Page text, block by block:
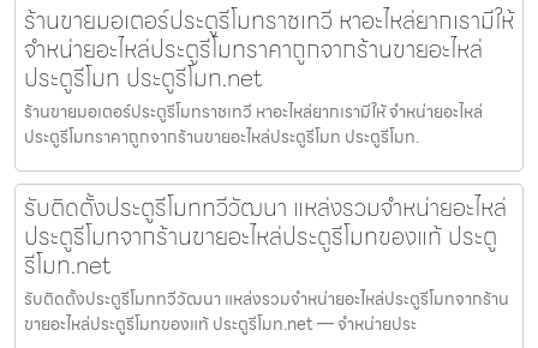
ร้านขายมอเตอร์ประตูรีโมทราชเทวี หาอะไหล่ยากเรามีให้
จำหน่ายอะไหล่ประตูรีโมทราคาถูกจากร้านขายอะไหล่
ประตูรีโมท ประตูรีโมท.net
ร้านขายมอเตอร์ประตูรีโมทราชเทวี หาอะไหล่ยากเรามีให้ จำหน่ายอะไหล่
ประตูรีโมทราคาถูกจากร้านขายอะไหล่ประตูรีโมท ประตูรีโมท.
รับติดตั้งประตูรีโมททวีวัฒนา แหล่งรวมจำหน่ายอะไหล่
ประตูรีโมทจากร้านขายอะไหล่ประตูรีโมทของแท้ ประตู
รีโมท.net
รับติดตั้งประตูรีโมททวีวัฒนา แหล่งรวมจำหน่ายอะไหล่ประตูรีโมทจากร้าน
ขายอะไหล่ประตูรีโมทของแท้ ประตูรีโมท.net — จำหน่ายประ